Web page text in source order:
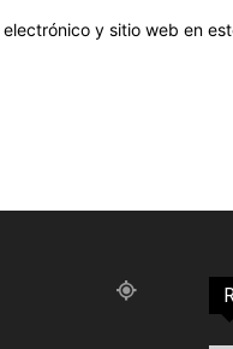
y sitio web en